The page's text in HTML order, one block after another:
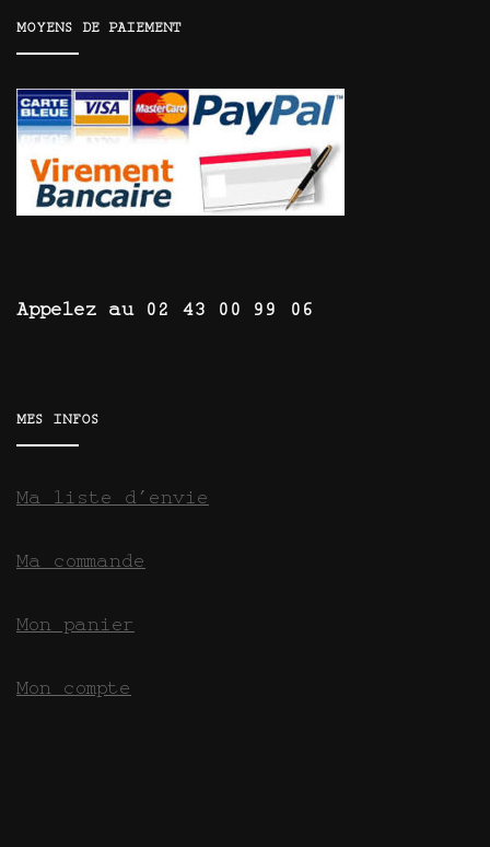
MOYENS DE PAIEMENT
Appelez au 02 43 00 99 06
MES INFOS
Ma liste d’envie
Ma commande
Mon panier
Mon compte